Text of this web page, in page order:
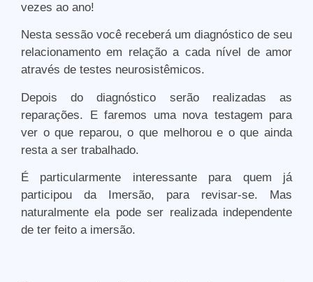
vezes ao ano!
Nesta sessão você receberá um diagnóstico de seu
relacionamento em relação a cada nível de amor
através de testes neurosistêmicos.
Depois do diagnóstico serão realizadas as
reparações. E faremos uma nova testagem para
ver o que reparou, o que melhorou e o que ainda
resta a ser trabalhado.
É particularmente interessante para quem já
participou da Imersão, para revisar-se. Mas
naturalmente ela pode ser realizada independente
de ter feito a imersão.